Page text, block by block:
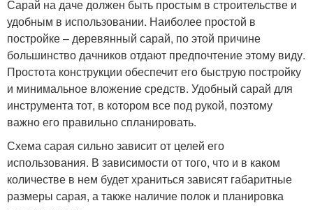
Сарай на даче должен быть простым в строительстве и
удобным в использовании. Наиболее простой в
постройке – деревянный сарай, по этой причине
большинство дачников отдают предпочтение этому виду.
Простота конструкции обеспечит его быструю постройку
и минимальное вложение средств. Удобный сарай для
инструмента тот, в котором все под рукой, поэтому
важно его правильно спланировать.
Схема сарая сильно зависит от целей его
использования. В зависимости от того, что и в каком
количестве в нем будет храниться зависят габаритные
размеры сарая, а также наличие полок и планировка